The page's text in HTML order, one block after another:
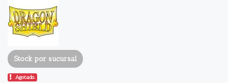
Stock por sucursal
Agotado.